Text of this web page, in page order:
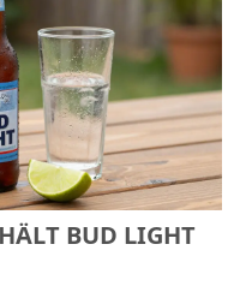
BUD LIGHT